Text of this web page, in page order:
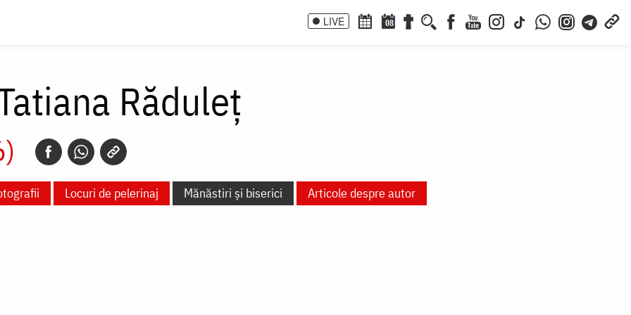
LIVE 08
Răduleț
Locuri de pelerinaj Mănăstiri și biserici Articole despre autor